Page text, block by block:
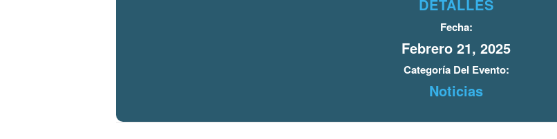
DETALLES
Fecha:
Febrero 21, 2025
Categoría Del Evento:
Noticias